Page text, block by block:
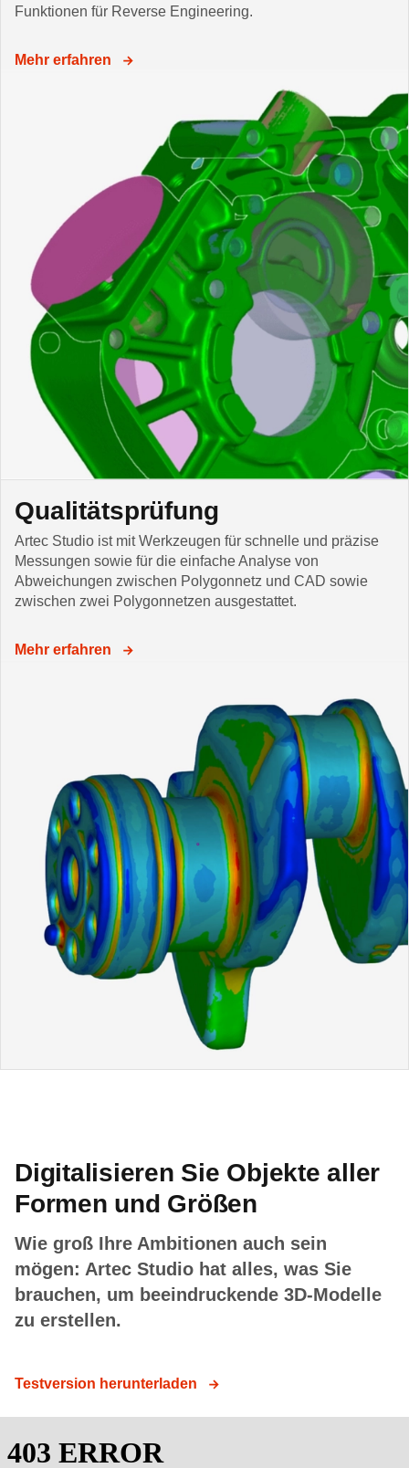
Funktionen für Reverse Engineering.
Mehr erfahren
Qualitätsprüfung
Artec Studio ist mit Werkzeugen für schnelle und präzise
Messungen sowie für die einfache Analyse von
Abweichungen zwischen Polygonnetz und CAD sowie
zwischen zwei Polygonnetzen ausgestattet.
Mehr erfahren
Digitalisieren Sie Objekte aller
Formen und Größen
Wie groß Ihre Ambitionen auch sein
mögen: Artec Studio hat alles, was Sie
brauchen, um beeindruckende 3D-Modelle
zu erstellen.
Testversion herunterladen